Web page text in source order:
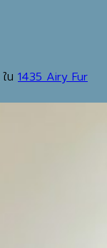
ใน 1435 Airy Fur